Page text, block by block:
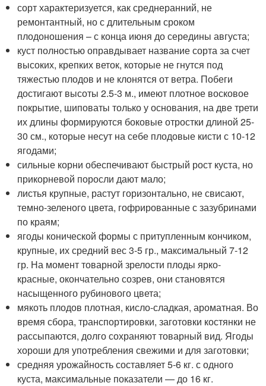
сорт характеризуется, как среднеранний, не
ремонтантный, но с длительным сроком
плодоношения – с конца июня до середины августа;
куст полностью оправдывает название сорта за счет
высоких, крепких веток, которые не гнутся под
тяжестью плодов и не клонятся от ветра. Побеги
достигают высоты 2.5-3 м., имеют плотное восковое
покрытие, шиповаты только у основания, на две трети
их длины формируются боковые отростки длиной 25-
30 см., которые несут на себе плодовые кисти с 10-12
ягодами;
сильные корни обеспечивают быстрый рост куста, но
прикорневой поросли дают мало;
листья крупные, растут горизонтально, не свисают,
темно-зеленого цвета, гофрированные с зазубринами
по краям;
ягоды конической формы с притупленным кончиком,
крупные, их средний вес 3-5 гр., максимальный 7-12
гр. На момент товарной зрелости плоды ярко-
красные, окончательно созрев, они становятся
насыщенного рубинового цвета;
мякоть плодов плотная, кисло-сладкая, ароматная. Во
время сбора, транспортировки, заготовки костянки не
рассыпаются, долго сохраняют товарный вид. Ягоды
хороши для употребления свежими и для заготовки;
средняя урожайность составляет 5-6 кг. с одного
куста, максимальные показатели — до 16 кг.